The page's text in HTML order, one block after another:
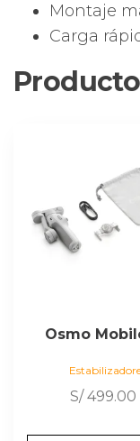
Montaje
Carga
Osmo
S/499.00